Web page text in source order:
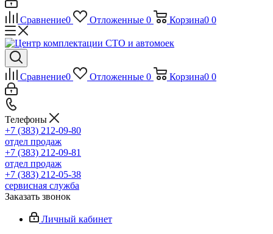
Сравнение0 Отложенные 0 Корзина0 0
Сравнение0 Отложенные 0 Корзина0 0
Телефоны
+7 (383) 212-09-80
отдел продаж
+7 (383) 212-09-81
отдел продаж
+7 (383) 212-05-38
сервисная служба
Заказать звонок
Личный кабинет